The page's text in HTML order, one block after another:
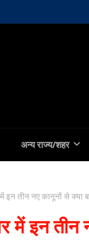
अन्य राज्य/शहर
तीन नए कानूनों से क्या
इन तीन